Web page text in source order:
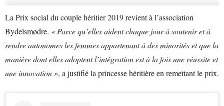
La Prix social du couple héritier 2019 revient à l’association
Bydelsmødre. « Parce qu’elles aident chaque jour à soutenir et à
rendre autonomes les femmes appartenant à des minorités et que la
manière dont elles adoptent l’intégration est à la fois une réussite et
une innovation », a justifié la princesse héritière en remettant le prix.